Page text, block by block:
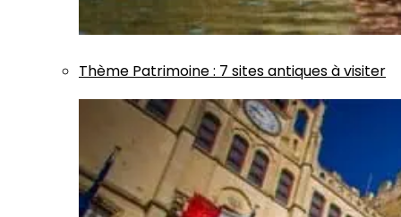
Thème Patrimoine: 7 sites antiques à visiter